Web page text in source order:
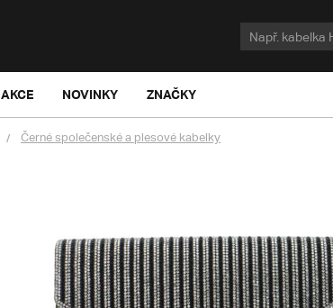
AKCE NOVINKY ZNAČKY
Černé společenské a plesové kabelky